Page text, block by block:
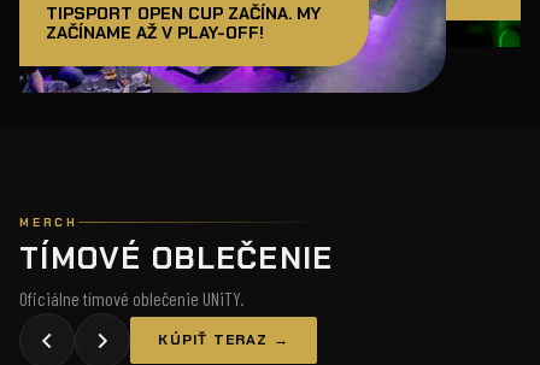
TIPSPORT OPEN CUP ZAČÍNA. MY
ZAČÍNAME AŽ V PLAY-OFF!
MERCH
TÍMOVÉ OBLEČENIE
Oficiálne tímové oblečenie UNiTY.
KÚPIŤ TERAZ →